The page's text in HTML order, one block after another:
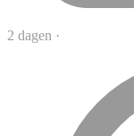
2 dagen ·